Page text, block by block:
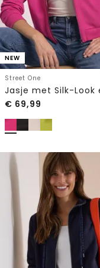
NEW
Street One
€ 69,99